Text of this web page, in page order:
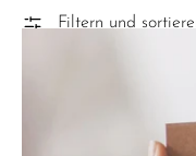
Filtern und